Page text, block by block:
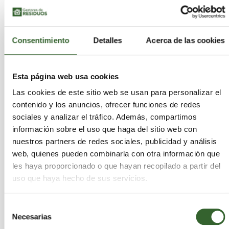
Consentimiento Detalles Acerca de las cookies
Esta página web usa cookies
Las cookies de este sitio web se usan para personalizar el
contenido y los anuncios, ofrecer funciones de redes
sociales y analizar el tráfico. Además, compartimos
información sobre el uso que haga del sitio web con
nuestros partners de redes sociales, publicidad y análisis
web, quienes pueden combinarla con otra información que
les haya proporcionado o que hayan recopilado a partir del
uso que haya hecho de sus servicios.
Necesarias
Para el desarrollo del proyecto se cuenta con la
colaboración de REPOL, FAURECIA, REBOCA,
Productius, Comerç i Treball de la Generalitat
Valenciana a través de ayudas del IVACE con la
cofinanciación de los fondos FEDER de la UE,
dentro del Programa Operativo FEDER de la
Comunitat Valenciana 2014-2020. Estas ayudas
están dirigidas a centros tecnológicos de la
Comunitat Valenciana para el desarrollo de
proyectos de I+D de carácter no económico
realizados en cooperación con empresas para el
En AIMPLAS, Instituto Tecnológico del Plástico,